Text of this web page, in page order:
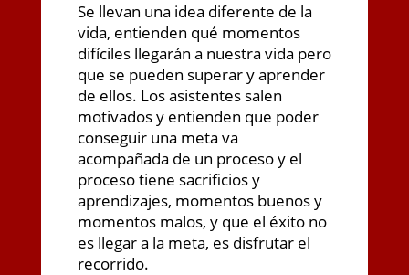
Se llevan una idea diferente de la
vida, entienden qué momentos
difíciles llegarán a nuestra vida pero
que se pueden superar y aprender
de ellos. Los asistentes salen
motivados y entienden que poder
conseguir una meta va
acompañada de un proceso y el
proceso tiene sacrificios y
aprendizajes, momentos buenos y
momentos malos, y que el éxito no
es llegar a la meta, es disfrutar el
recorrido.